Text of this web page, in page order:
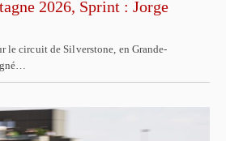
2026, Sprint : Jorge
le circuit de Silverstone, en Grande-